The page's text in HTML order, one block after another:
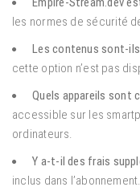
les normes de sécurité
Les contenus sont-
cette option n’est pas
Quels appareils sont
accessible sur les
ordinateurs.
Y a-t-il des frais
inclus dans l’abonnement.